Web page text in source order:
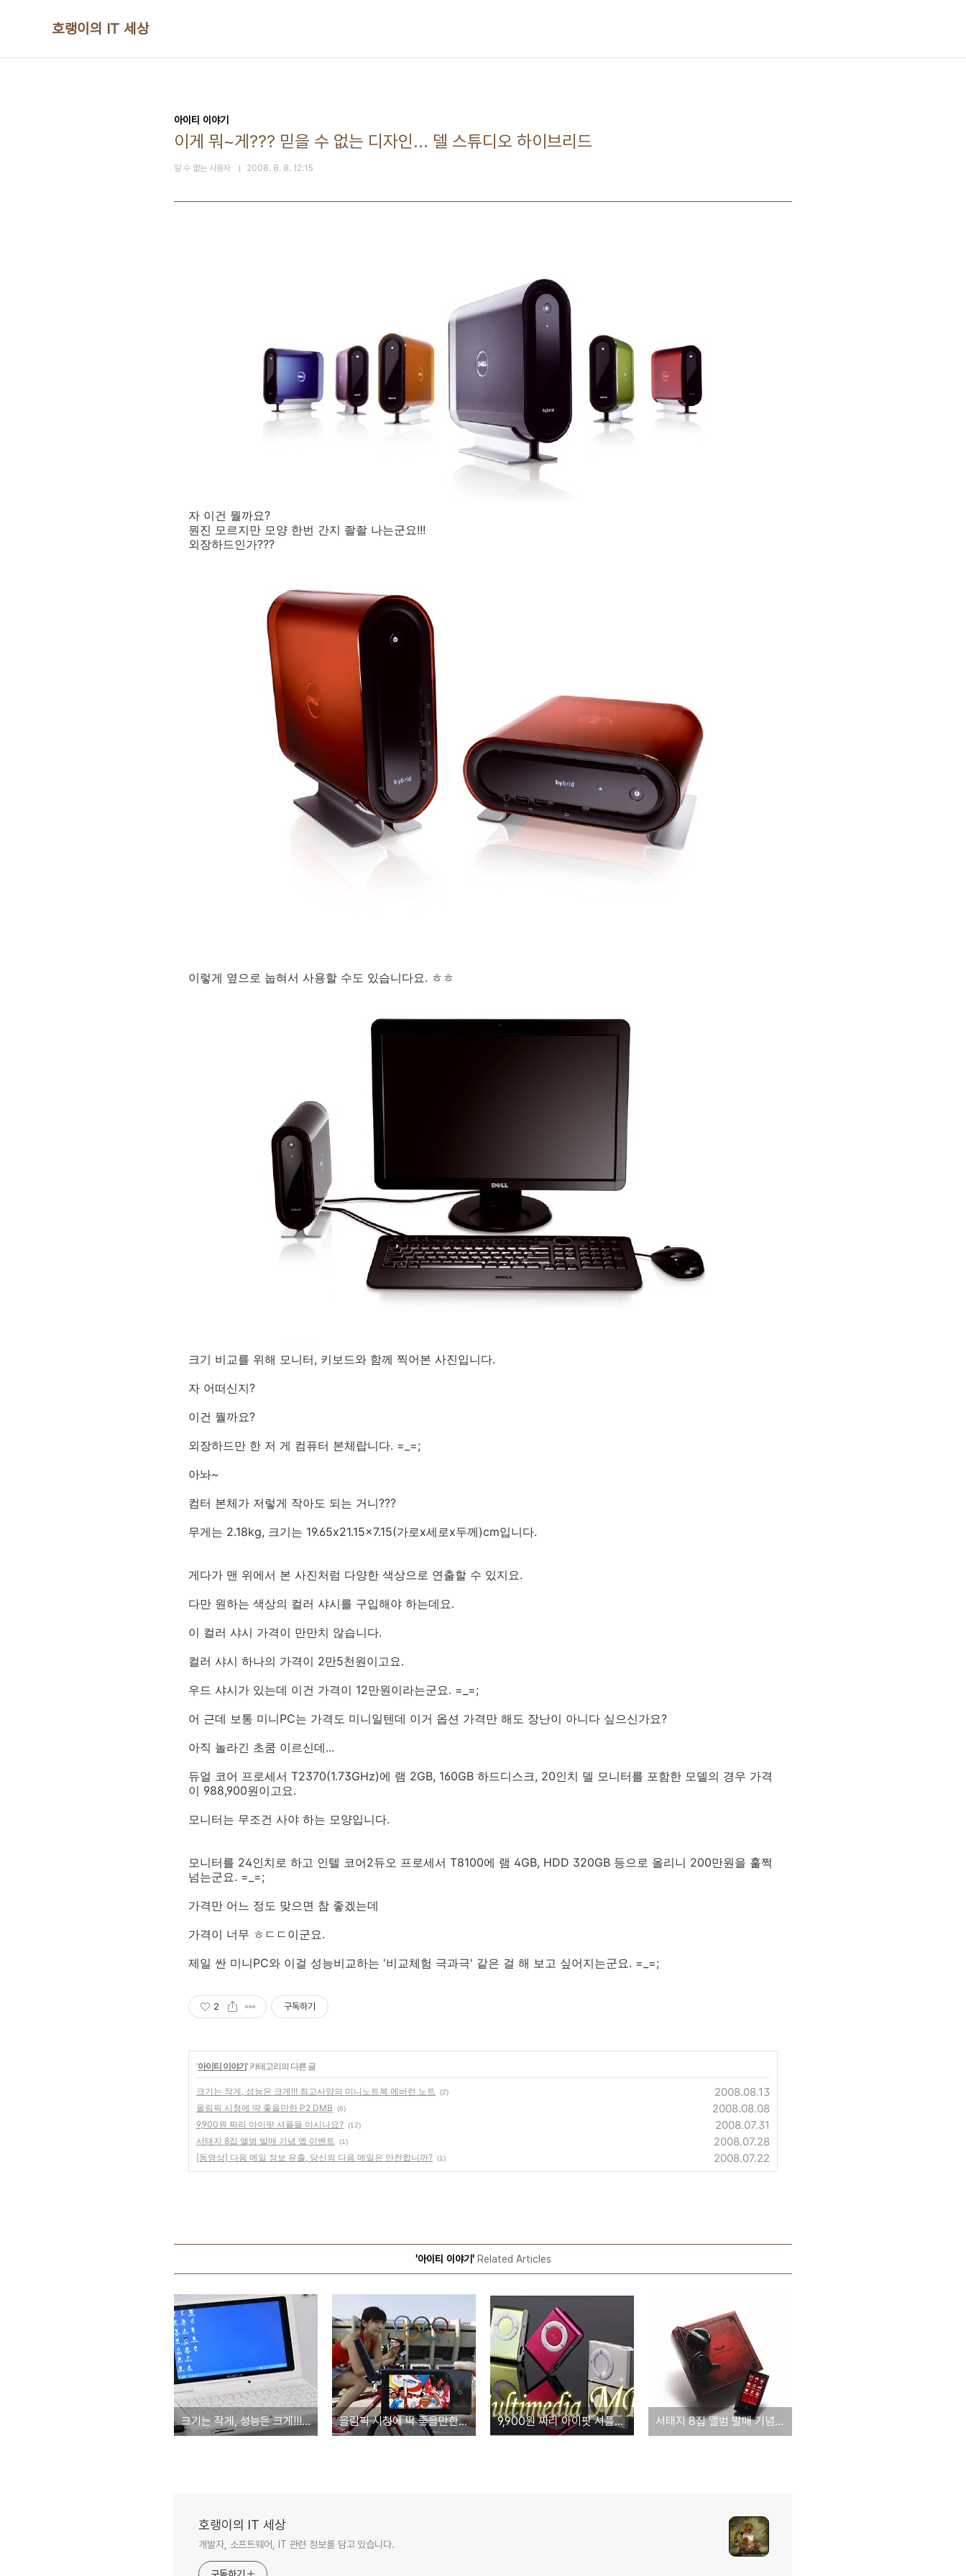
호랭이의 IT 세상
아이티 이야기
이게 뭐~게??? 믿을 수 없는 디자인... 델 스튜디오 하이브리드
알 수 없는 사용자 2008. 8. 8. 12:15
자 이건 뭘까요?
뭔진 모르지만 모양 한번 간지 좔좔 나는군요!!!
외장하드인가???
이렇게 옆으로 눕혀서 사용할 수도 있습니다요. ㅎㅎ
크기 비교를 위해 모니터, 키보드와 함께 찍어본 사진입니다.
자 어떠신지?
이건 뭘까요?
외장하드만 한 저 게 컴퓨터 본체랍니다. =_=;
아놔~
컴터 본체가 저렇게 작아도 되는 거니???
무게는 2.18kg, 크기는 19.65x21.15x7.15(가로x세로x두께)cm입니다.
게다가 맨 위에서 본 사진처럼 다양한 색상으로 연출할 수 있지요.
다만 원하는 색상의 컬러 샤시를 구입해야 하는데요.
이 컬러 샤시 가격이 만만치 않습니다.
컬러 샤시 하나의 가격이 2만5천원이고요.
우드 샤시가 있는데 이건 가격이 12만원이라는군요. =_=;
어 근데 보통 미니PC는 가격도 미니일텐데 이거 옵션 가격만 해도 장난이 아니다 싶으신가요?
아직 놀라긴 초쿰 이르신데...
듀얼 코어 프로세서 T2370(1.73GHz)에 램 2GB, 160GB 하드디스크, 20인치 델 모니터를 포함한 모델의 경우 가격
이 988,900원이고요.
모니터는 무조건 사야 하는 모양입니다.
모니터를 24인치로 하고 인텔 코어2듀오 프로세서 T8100에 램 4GB, HDD 320GB 등으로 올리니 200만원을 훌쩍
넘는군요. =_=;
가격만 어느 정도 맞으면 참 좋겠는데
가격이 너무 ㅎㄷㄷ이군요.
제일 싼 미니PC와 이걸 성능비교하는 '비교체험 극과극' 같은 걸 해 보고 싶어지는군요. =_=;
2 구독하기
'아이티 이야기' 카테고리의 다른 글
크기는 작게, 성능은 크게!!! 최고사양의 미니노트북 에버런 노트 (2) 2008.08.13
올림픽 시청에 딱 좋을만한 P2 DMB (6) 2008.08.08
9,900원 짜리 아이팟 셔플을 아시나요? (12) 2008.07.31
서태지 8집 앨범 발매 기념 옙 이벤트 (1) 2008.07.28
[동영상] 다음 메일 정보 유출, 당신의 다음 메일은 안전합니까? (1) 2008.07.22
'아이티 이야기'Related Articles
크기는 작게, 성능은 크게!!! 최고사양의 미니노트북 에버런 노트 올림픽 시청에 딱 좋을만한 P2 DMB 9,900원 짜리 아이팟 셔플을 아시나요? 서태지 8집 앨범 발매 기념 옙 이벤트
호랭이의 IT 세상
개발자, 소프트웨어, IT 관련 정보를 담고 있습니다.